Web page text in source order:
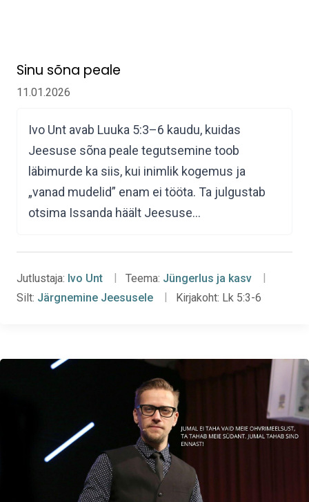
Sinu sõna peale
11.01.2026
Ivo Unt avab Luuka 5:3–6 kaudu, kuidas
Jeesuse sõna peale tegutsemine toob
läbimurde ka siis, kui inimlik kogemus ja
„vanad mudelid” enam ei tööta. Ta julgustab
otsima Issanda häält Jeesuse…
Jutlustaja: Ivo Unt Teema: Jüngerlus ja kasv
Silt: Järgnemine Jeesusele Kirjakoht: Lk 5:3-6